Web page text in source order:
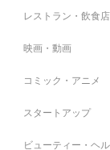
レストラン・飲食店
映画・動画
コミック・アニメ
スタートアップ
ビューティー・ヘ